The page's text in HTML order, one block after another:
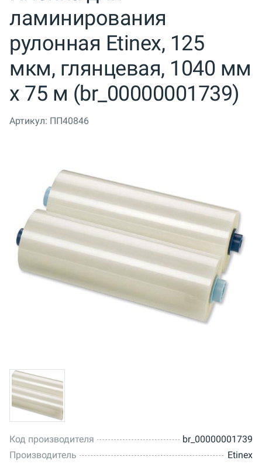
ламинирования
рулонная Etinex, 125
мкм, глянцевая, 1040 мм
x 75 м (br_00000001739)
Артикул: ПП40846
Код производителя
br_00000001739
Производитель
Etinex